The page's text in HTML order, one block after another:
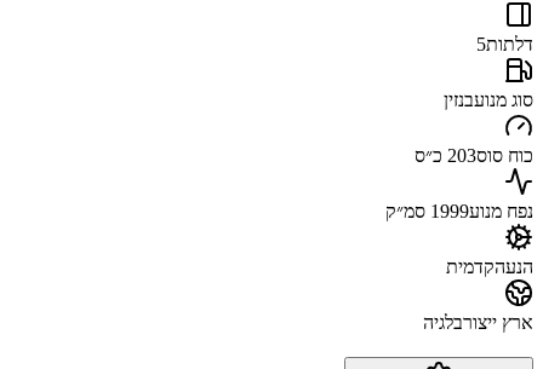
דלתות5
סוג מנועבנזין
כוח סוס203 כ״ס
נפח מנוע1999 סמ״ק
הנעהקדמית
ארץ ייצורבלגיה